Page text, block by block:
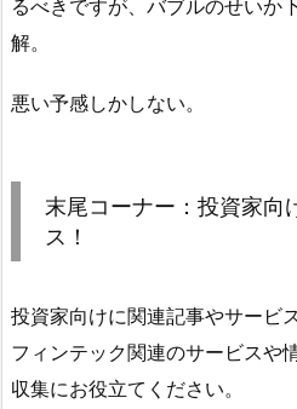
るべきですが、バブルのせいか
解。
悪い予感しかしない。
末尾コーナー：投資家向
ス！
投資家向けに関連記事やサービ
フィンテック関連のサービスや
収集にお役立てください。